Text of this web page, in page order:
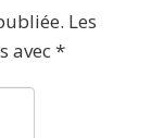
Les
avec*